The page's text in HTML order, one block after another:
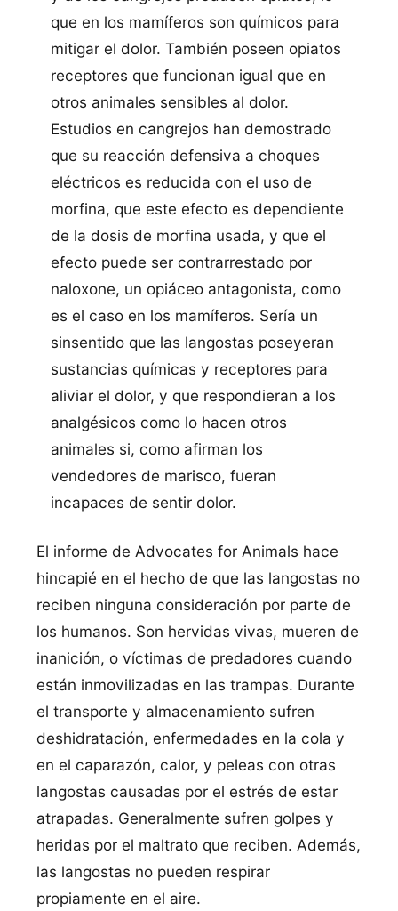
que en los mamí­feros son quí­micos para
mitigar el dolor. También poseen opiatos
receptores que funcionan igual que en
otros animales sensibles al dolor.
Estudios en cangrejos han demostrado
que su reacción defensiva a choques
eléctricos es reducida con el uso de
morfina, que este efecto es dependiente
de la dosis de morfina usada, y que el
efecto puede ser contrarrestado por
naloxone, un opiáceo antagonista, como
es el caso en los mamí­feros. Serí­a un
sinsentido que las langostas poseyeran
sustancias quí­micas y receptores para
aliviar el dolor, y que respondieran a los
analgésicos como lo hacen otros
animales si, como afirman los
vendedores de marisco, fueran
incapaces de sentir dolor.
El informe de Advocates for Animals hace
hincapié en el hecho de que las langostas no
reciben ninguna consideración por parte de
los humanos. Son hervidas vivas, mueren de
inanición, o ví­ctimas de predadores cuando
están inmovilizadas en las trampas. Durante
el transporte y almacenamiento sufren
deshidratación, enfermedades en la cola y
en el caparazón, calor, y peleas con otras
langostas causadas por el estrés de estar
atrapadas. Generalmente sufren golpes y
heridas por el maltrato que reciben. Además,
las langostas no pueden respirar
propiamente en el aire.